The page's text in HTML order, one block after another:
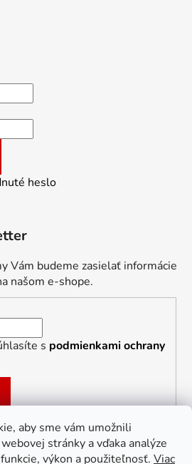
aby sme vám umožnili
stránky a vďaka analýze
výkon a použiteľnosť. Viac
heslo
Vám budeme zasielať informácie
našom e-shope.
s podmienkami ochrany